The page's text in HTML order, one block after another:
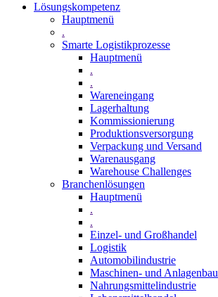
Lösungskompetenz
Hauptmenü
.
Smarte Logistikprozesse
Hauptmenü
.
.
Wareneingang
Lagerhaltung
Kommissionierung
Produktionsversorgung
Verpackung und Versand
Warenausgang
Warehouse Challenges
Branchenlösungen
Hauptmenü
.
.
Einzel- und Großhandel
Logistik
Automobilindustrie
Maschinen- und Anlagenbau
Nahrungsmittelindustrie